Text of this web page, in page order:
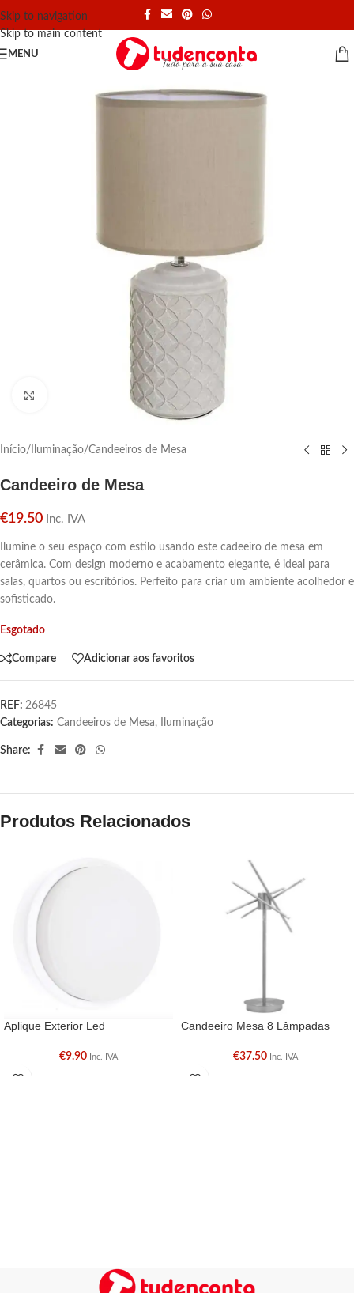
Skip to navigation
Skip to main content
MENU
Click para aumentar
Início/ Iluminação/Candeeiros de Mesa
Candeeiro de Mesa
€19.50 Inc. IVA
Ilumine o seu espaço com estilo usando este cadeeiro de mesa em
cerâmica. Com design moderno e acabamento elegante, é ideal para
salas, quartos ou escritórios. Perfeito para criar um ambiente acolhedor e
sofisticado.
Esgotado
Compare Adicionar aos favoritos
REF: 26845
Categorias: Candeeiros de Mesa, Iluminação
Share:
Produtos Relacionados
Aplique Exterior Led
€9.90 Inc. IVA
Candeeiro Mesa 8 Lâmpadas
€37.50 Inc. IVA